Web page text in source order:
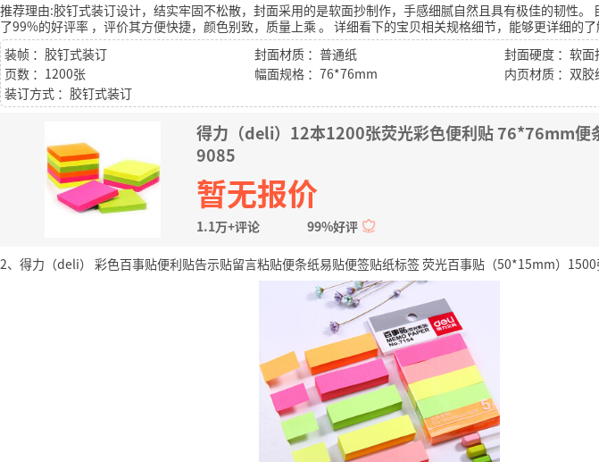
推荐理由:胶钉式装订设计，结实牢固不松散，封面采用的是软面抄制作，手感细腻自然且具有极佳的韧性。
了99%的好评率 ，评价其方便快捷，颜色别致，质量上乘 。 详细看下的宝贝相关规格细节，能够更详细的了
装帧 ：胶钉式装订
封面材质 ：普通纸
封面硬度 ：软面
页数 ：1200张
幅面规格 ：76*76mm
内页材质 ：双胶
装订方式 ：胶钉式装订
得力（deli）12本1200张荧光彩色便利贴 76*76mm便
9085
暂无报价
1.1万+评论 99%好评
2、得力（deli） 彩色百事贴便利贴告示贴留言粘贴便条纸易贴便签贴纸标签 荧光百事贴（50*15mm）